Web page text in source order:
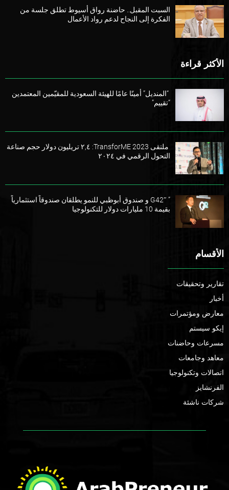
السبت المقبل.. حاضنة رواق أسيوط تطلق جلسة من
الفكرة إلى النجاح لدعم رواد الأعمال
الأكثر قراءة
“المنديل” أمينًا عامًا للهيئة السعودية للمقيّمين المعتمدين
“تقييم”
ملتقى TransforME 2023: ٢,٤ تريليون دولار حجم صناعة
التحول الرقمي في ٢٠٢٤
” G42″ و صندوق أبوظبي للنمو يطلقان صندوقاً استثمارياً
بقيمة 10 مليارات دولار للتكنولوجيا
الأقسام
تقارير وتحقيقات
أخبار
معارض ومؤتمرات
إيكو سيستم
مسرعات وحاضنات
معاهد وجامعات
اتصالات وتكنولوجيا
الفرنشايز
شركات ناشئة